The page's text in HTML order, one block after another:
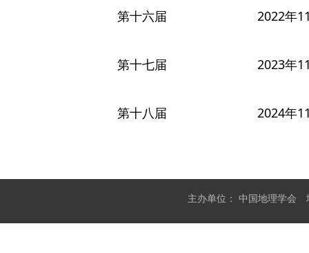
第十六届 2022年
第十七届 2023年
第十八届 2024年
主办单位： 中国地理学会